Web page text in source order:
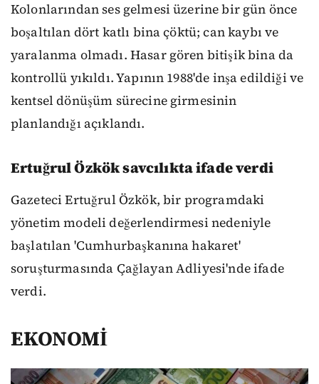
Kolonlarından ses gelmesi üzerine bir gün önce
boşaltılan dört katlı bina çöktü; can kaybı ve
yaralanma olmadı. Hasar gören bitişik bina da
kontrollü yıkıldı. Yapının 1988'de inşa edildiği ve
kentsel dönüşüm sürecine girmesinin
planlandığı açıklandı.
Ertuğrul Özkök savcılıkta ifade verdi
Gazeteci Ertuğrul Özkök, bir programdaki
yönetim modeli değerlendirmesi nedeniyle
başlatılan 'Cumhurbaşkanına hakaret'
soruşturmasında Çağlayan Adliyesi'nde ifade
verdi.
EKONOMİ